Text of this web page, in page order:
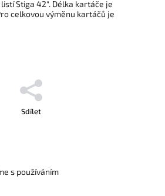
Stiga 42". Délka kartáče je
celkovou výměnu kartáčů je
Sdílet
s používáním